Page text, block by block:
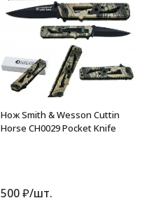
Нож Smith & Wesson Cuttin
Horse CH0029 Pocket Knife
500 ₽/шт.